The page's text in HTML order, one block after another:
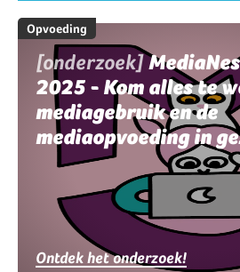
Opvoeding
[onderzoek]
2025 - Kom alles te
mediagebruik en de
mediaopvoeding in
Ontdek het onderzoek!